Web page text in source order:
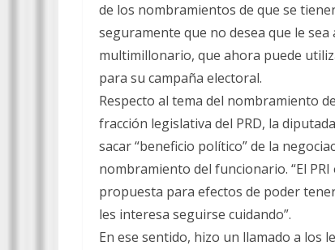
de los nombramientos de que se
seguramente que no desea que le
multimillonario, que ahora puede
para su campaña electoral.
Respecto al tema del nombramiento
fracción legislativa del PRD, la
sacar “beneficio político” de la
nombramiento del funcionario. “El
propuesta para efectos de poder
les interesa seguirse cuidando”.
En ese sentido, hizo un llamado a los